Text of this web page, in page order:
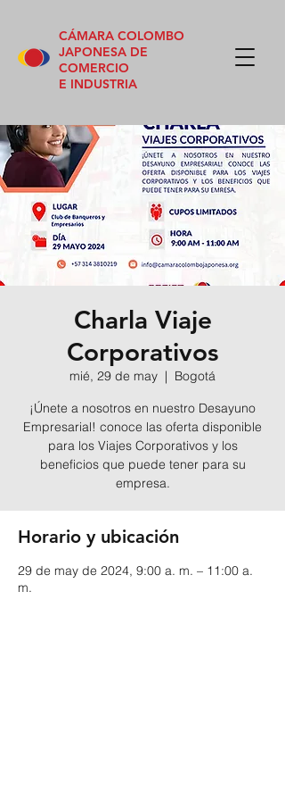
CÁMARA COLOMBO
JAPONESA DE
COMERCIO
E INDUSTRIA
Charla Viaje
Corporativos
mié, 29 de may
  |
Bogotá
¡Únete a nosotros en nuestro Desayuno
Empresarial! conoce las oferta disponible
para los Viajes Corporativos y los
beneficios que puede tener para su
empresa.
Horario y ubicación
29 de may de 2024, 9:00 a. m. – 11:00 a.
m.